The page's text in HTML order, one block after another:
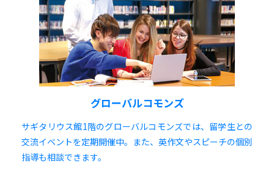
グローバルコモンズ
サギタリウス館1階のグローバルコモンズでは、留学生との
交流イベントを定期開催中。また、英作文やスピーチの個別
指導も相談できます。